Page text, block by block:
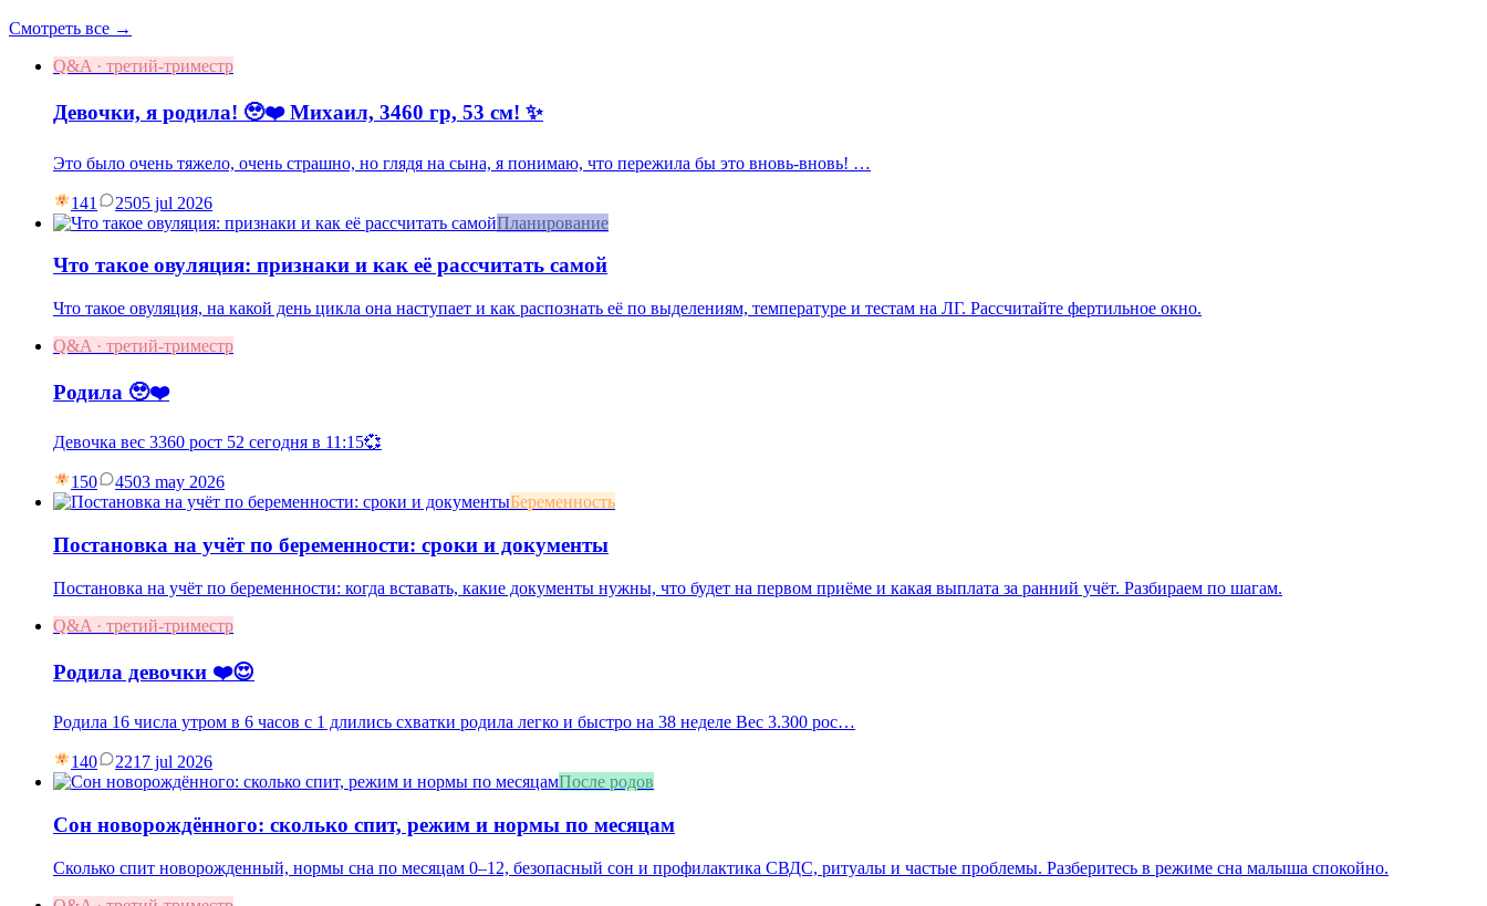
Смотреть все →
Q&A · третий-триместр
Девочки, я родила! 🥹❤️ Михаил, 3460 гр, 53 см! ✨
Это было очень тяжело, очень страшно, но глядя на сына, я понимаю, что пережила бы это вновь-вновь! …
141 2505 jul 2026
Планирование
Что такое овуляция: признаки и как её рассчитать самой
Что такое овуляция, на какой день цикла она наступает и как распознать её по выделениям, температуре и тестам на ЛГ. Рассчитайте фертильное окно.
Q&A · третий-триместр
Родила 🥹❤️
Девочка вес 3360 рост 52 сегодня в 11:15💞
150 4503 may 2026
Беременность
Постановка на учёт по беременности: сроки и документы
Постановка на учёт по беременности: когда вставать, какие документы нужны, что будет на первом приёме и какая выплата за ранний учёт. Разбираем по шагам.
Q&A · третий-триместр
Родила девочки ❤️😍
Родила 16 числа утром в 6 часов с 1 длились схватки родила легко и быстро на 38 неделе Вес 3.300 рос…
140 2217 jul 2026
После родов
Сон новорождённого: сколько спит, режим и нормы по месяцам
Сколько спит новорожденный, нормы сна по месяцам 0–12, безопасный сон и профилактика СВДС, ритуалы и частые проблемы. Разберитесь в режиме сна малыша спокойно.